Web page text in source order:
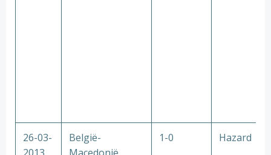
26-03-
België-
1-0 Hazard